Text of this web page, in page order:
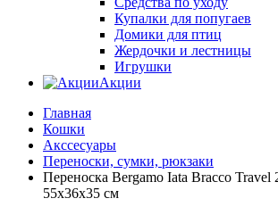
Купалки для попугаев
Домики для птиц
Жердочки и лестницы
Игрушки
Акции
Главная
Кошки
Акссесуары
Переноски, сумки, рюкзаки
Переноска Bergamo Iata Bracco Travel
55x36x35 см